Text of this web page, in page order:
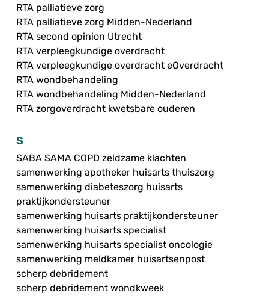
RTA palliatieve zorg
RTA palliatieve zorg Midden-Nederland
RTA second opinion Utrecht
RTA verpleegkundige overdracht
RTA verpleegkundige overdracht eOverdracht
RTA wondbehandeling
RTA wondbehandeling Midden-Nederland
RTA zorgoverdracht kwetsbare ouderen
S
SABA SAMA COPD zeldzame klachten
samenwerking apotheker huisarts thuiszorg
samenwerking diabeteszorg huisarts
praktijkondersteuner
samenwerking huisarts praktijkondersteuner
samenwerking huisarts specialist
samenwerking huisarts specialist oncologie
samenwerking meldkamer huisartsenpost
scherp debridement
scherp debridement wondkweek